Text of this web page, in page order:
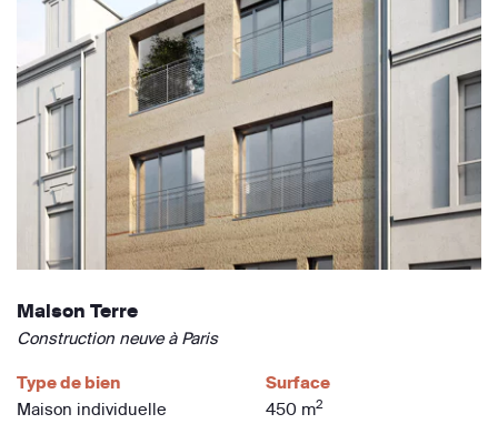
Maison Terre
Construction neuve à Paris
Type de bien
Maison individuelle
Surface
450 m2